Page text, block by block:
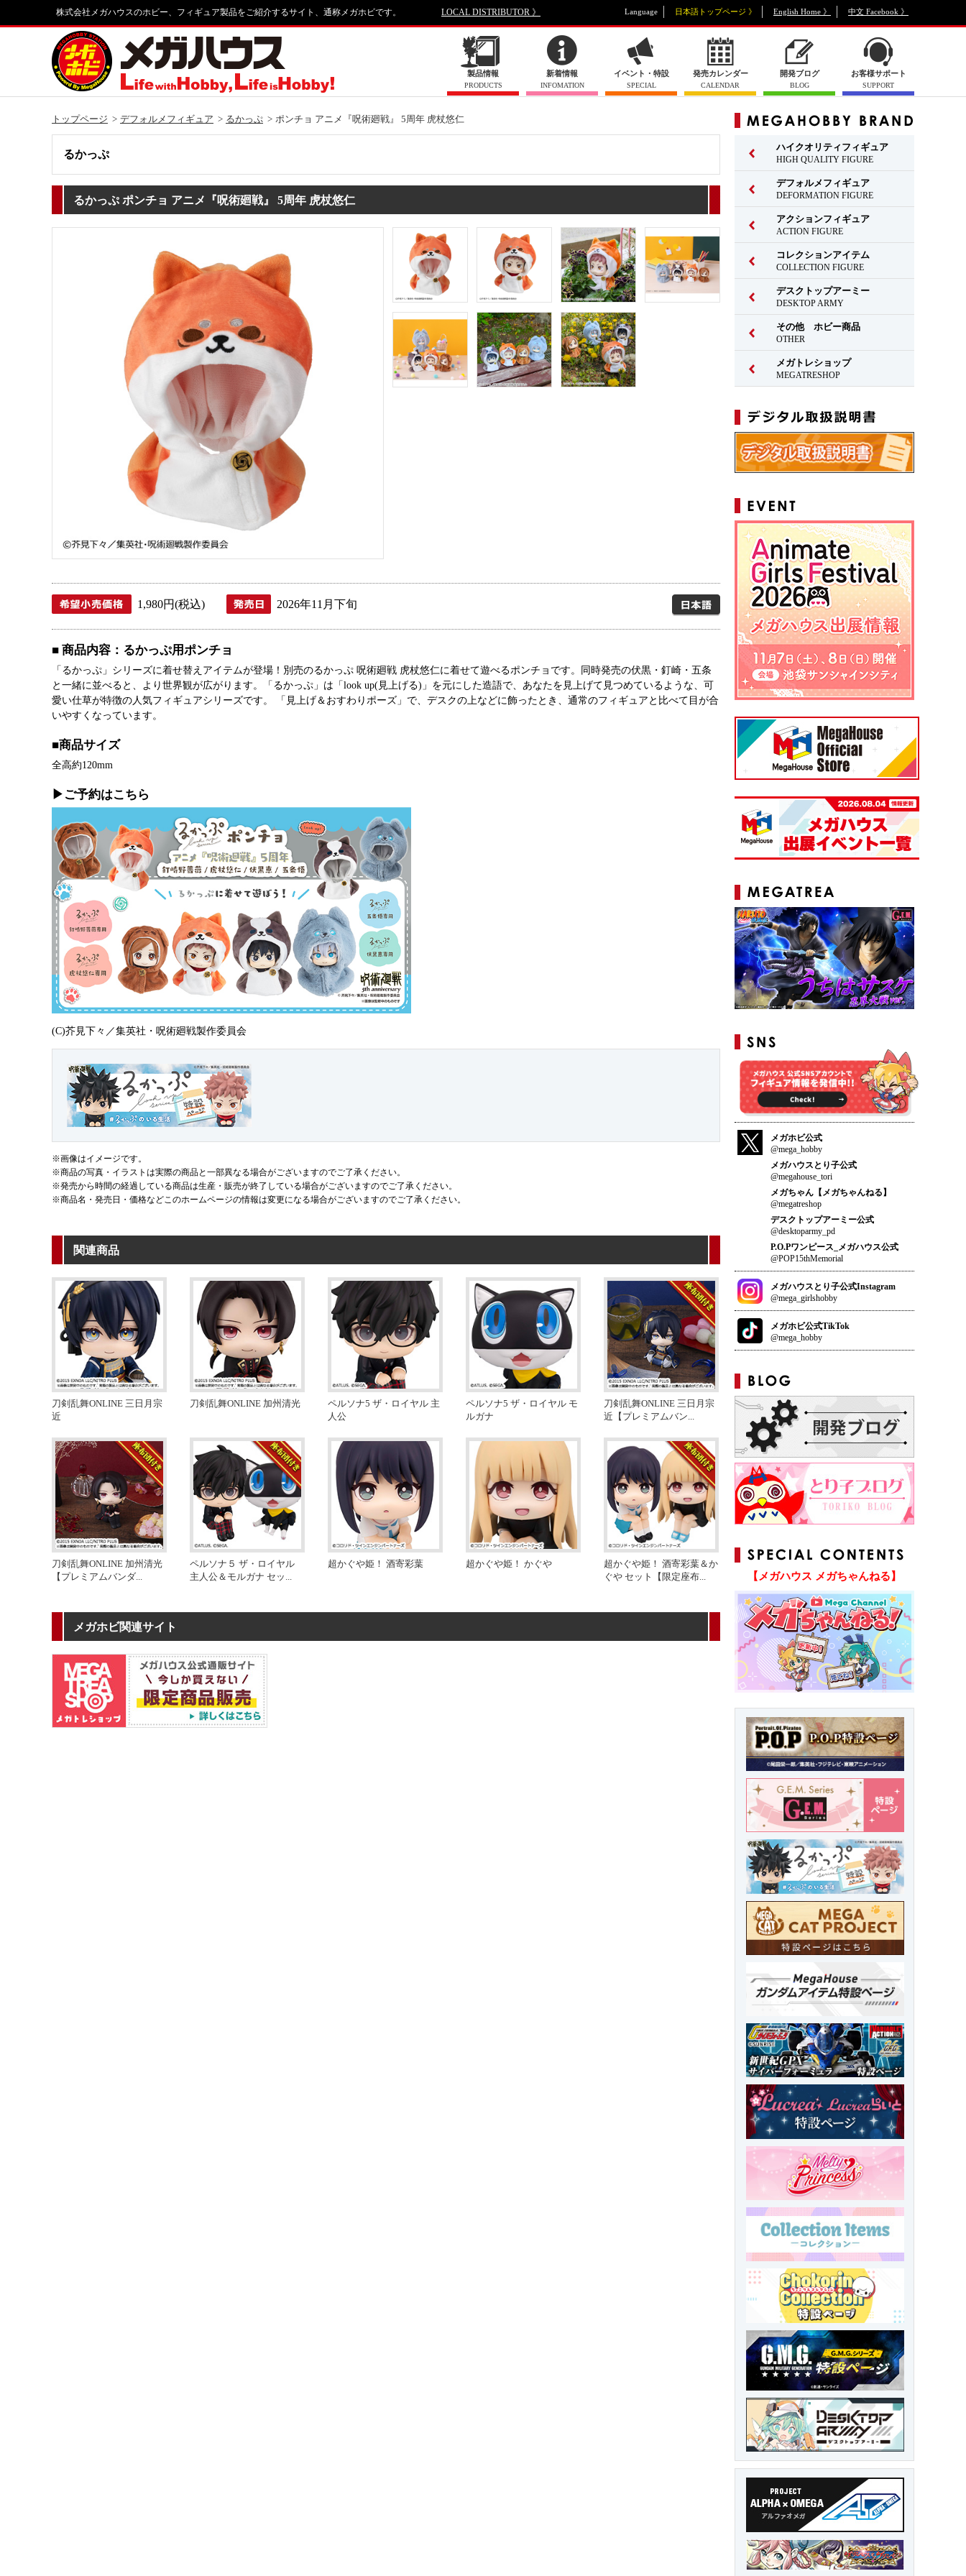
株式会社メガハウスのホビー、フィギュア製品をご紹介するサイト、通称メガホビです。 LOCAL DISTRIBUTOR 》 Language 日本語トップページ 》 English Home 》 中文 Facebook 》
製品情報
PRODUCTS
新着情報
INFOMATION
イベント・特設
SPECIAL
発売カレンダー
CALENDAR
開発ブログ
BLOG
お客様サポート
SUPPORT
トップページ デフォルメフィギュア るかっぷ ポンチョ アニメ『呪術廻戦』 5周年 虎杖悠仁
るかっぷ
るかっぷ ポンチョ アニメ『呪術廻戦』 5周年 虎杖悠仁
1,980円(税込) 2026年11月下旬 日本語
■ 商品内容：るかっぷ用ポンチョ
「るかっぷ」シリーズに着せ替えアイテムが登場！別売のるかっぷ 呪術廻戦 虎杖悠仁に着せて遊べるポンチョです。同時発売の伏黒・釘崎・五条
と一緒に並べると、より世界観が広がります。「るかっぷ」は「look up(見上げる)」を元にした造語で、あなたを見上げて見つめているような、可
愛い仕草が特徴の人気フィギュアシリーズです。 「見上げ＆おすわりポーズ」で、デスクの上などに飾ったとき、通常のフィギュアと比べて目が合
いやすくなっています。
■商品サイズ
全高約120mm
▶ご予約はこちら
(C)芥見下々／集英社・呪術廻戦製作委員会
※画像はイメージです。
※商品の写真・イラストは実際の商品と一部異なる場合がございますのでご了承ください。
※発売から時間の経過している商品は生産・販売が終了している場合がございますのでご了承ください。
※商品名・発売日・価格などこのホームページの情報は変更になる場合がございますのでご了承ください。
関連商品
刀剣乱舞ONLINE 三日月宗
近
刀剣乱舞ONLINE 加州清光
ペルソナ5 ザ・ロイヤル 主
人公
ペルソナ5 ザ・ロイヤル モ
ルガナ
刀剣乱舞ONLINE 三日月宗
近【プレミアムバン...
刀剣乱舞ONLINE 加州清光
【プレミアムバンダ...
ペルソナ５ ザ・ロイヤル
主人公＆モルガナ セッ ...
超かぐや姫！ 酒寄彩葉 超かぐや姫！ かぐや
超かぐや姫！ 酒寄彩葉＆か
ぐや セット【限定座布...
メガホビ関連サイト
ハイクオリティフィギュア
HIGH QUALITY FIGURE
デフォルメフィギュア
DEFORMATION FIGURE
アクションフィギュア
ACTION FIGURE
コレクションアイテム
COLLECTION FIGURE
デスクトップアーミー
DESKTOP ARMY
その他 ホビー商品
OTHER
メガトレショップ
MEGATRESHOP
メガホビ公式
@mega_hobby
メガハウスとり子公式
@megahouse_tori
メガちゃん【メガちゃんねる】
@megatreshop
デスクトップアーミー公式
@desktoparmy_pd
P.O.Pワンピース_メガハウス公式
@POP15thMemorial
メガハウスとり子公式Instagram
@mega_girlshobby
メガホビ公式TikTok
@mega_hobby
【メガハウス メガちゃんねる】